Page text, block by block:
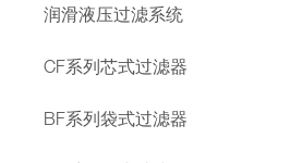
润滑液压过滤系统
CF系列芯式过滤器
BF系列袋式过滤器